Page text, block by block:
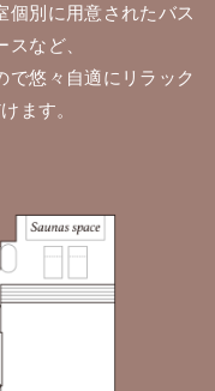
個別に用意されたバス
など、
で悠々自適にリラック
ます。